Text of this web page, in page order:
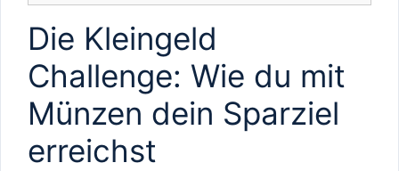
Die Kleingeld
Challenge: Wie du mit
Münzen dein Sparziel
erreichst